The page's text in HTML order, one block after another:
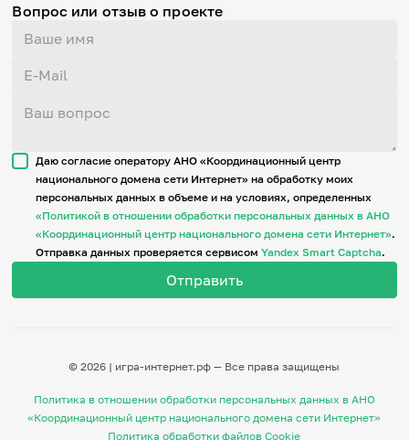
Вопрос или отзыв о проекте
Даю согласие оператору АНО «Координационный центр
национального домена сети Интернет» на обработку моих
персональных данных в объеме и на условиях, определенных
«Политикой в отношении обработки персональных данных в АНО
«Координационный центр национального домена сети Интернет».
Отправка данных проверяется сервисомYandex Smart Captcha.
© 2026 | игра-интернет.рф — Все права защищены
Политика в отношении обработки персональных данных в АНО
«Координационный центр национального домена сети Интернет»
Политика обработки файлов Cookie